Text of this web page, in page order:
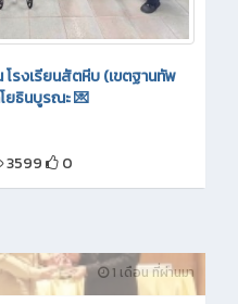
รงเรียนสัตหีบ (เขตฐานทัพ
โยธินบูรณะ 💌
3599 0
1 เดือน ที่ผ่านมา